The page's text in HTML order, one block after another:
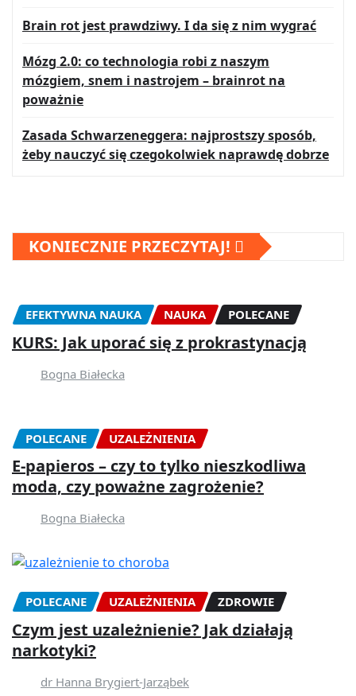
Brain rot jest prawdziwy. I da się z nim wygrać
Mózg 2.0: co technologia robi z naszym
mózgiem, snem i nastrojem – brainrot na
poważnie
Zasada Schwarzeneggera: najprostszy sposób,
żeby nauczyć się czegokolwiek naprawdę dobrze
KONIECZNIE PRZECZYTAJ!
EFEKTYWNA NAUKA NAUKA POLECANE
KURS: Jak uporać się z prokrastynacją
Bogna Białecka
POLECANE UZALEŻNIENIA
E-papieros – czy to tylko nieszkodliwa
moda, czy poważne zagrożenie?
Bogna Białecka
POLECANE UZALEŻNIENIA ZDROWIE
Czym jest uzależnienie? Jak działają
narkotyki?
dr Hanna Brygiert-Jarząbek